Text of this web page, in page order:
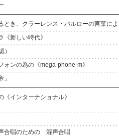
とき、クラーレンス・バルローの言葉に
《新しい時代》
）
ォンの為の《mega-phone-m》
《インターナショナル》
合唱のための 混声合唱